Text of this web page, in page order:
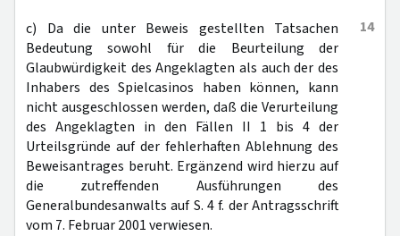
14
c) Da die unter Beweis gestellten Tatsachen
Bedeutung sowohl für die Beurteilung der
Glaubwürdigkeit des Angeklagten als auch der des
Inhabers des Spielcasinos haben können, kann
nicht ausgeschlossen werden, daß die Verurteilung
des Angeklagten in den Fällen II 1 bis 4 der
Urteilsgründe auf der fehlerhaften Ablehnung des
Beweisantrages beruht. Ergänzend wird hierzu auf
die zutreffenden Ausführungen des
Generalbundesanwalts auf S. 4 f. der Antragsschrift
vom 7. Februar 2001 verwiesen.